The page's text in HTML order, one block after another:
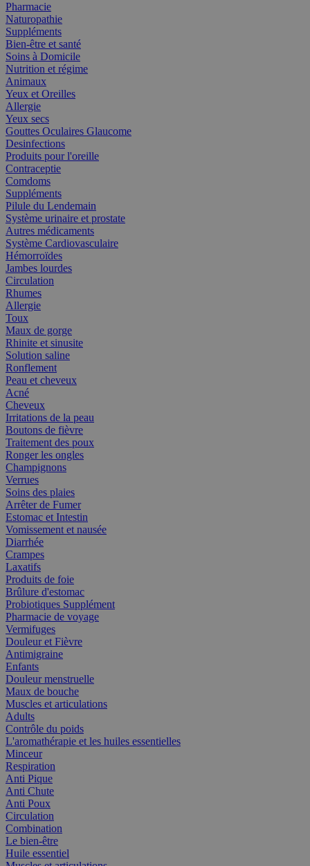
Pharmacie
Naturopathie
Suppléments
Bien-être et santé
Soins à Domicile
Nutrition et régime
Animaux
Yeux et Oreilles
Allergie
Yeux secs
Gouttes Oculaires Glaucome
Desinfections
Produits pour l'oreille
Contraceptie
Comdoms
Suppléments
Pilule du Lendemain
Système urinaire et prostate
Autres médicaments
Système Cardiovasculaire
Hémorroïdes
Jambes lourdes
Circulation
Rhumes
Allergie
Toux
Maux de gorge
Rhinite et sinusite
Solution saline
Ronflement
Peau et cheveux
Acné
Cheveux
Irritations de la peau
Boutons de fièvre
Traitement des poux
Ronger les ongles
Champignons
Verrues
Soins des plaies
Arrêter de Fumer
Estomac et Intestin
Vomissement et nausée
Diarrhée
Crampes
Laxatifs
Produits de foie
Brûlure d'estomac
Probiotiques Supplément
Pharmacie de voyage
Vermifuges
Douleur et Fièvre
Antimigraine
Enfants
Douleur menstruelle
Maux de bouche
Muscles et articulations
Adults
Contrôle du poids
L'aromathérapie et les huiles essentielles
Minceur
Respiration
Anti Pique
Anti Chute
Anti Poux
Circulation
Combination
Le bien-être
Huile essentiel